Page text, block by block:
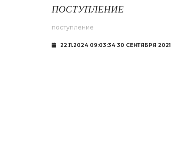
ПОСТУПЛЕНИЕ
поступление
22.11.2024 09:03:34 30 СЕНТЯБРЯ 2021